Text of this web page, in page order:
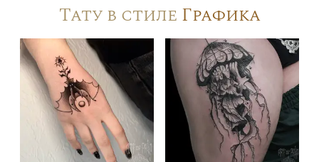
Тату в стиле Графика